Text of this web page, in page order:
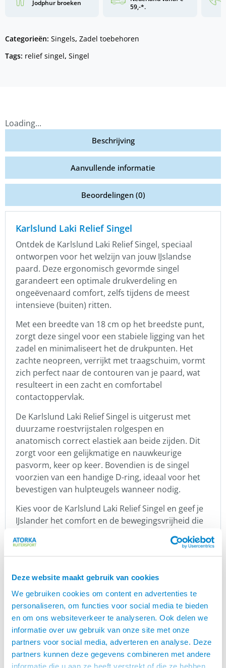
Deze website maakt gebruik van cookies
We gebruiken cookies om content en advertenties te
personaliseren, om functies voor social media te bieden
en om ons websiteverkeer te analyseren. Ook delen we
informatie over uw gebruik van onze site met onze
partners voor social media, adverteren en analyse. Deze
partners kunnen deze gegevens combineren met andere
informatie die u aan ze heeft verstrekt of die ze hebben
Jodphur broeken
59,-*.
Categorieën: Singels, Zadel toebehoren
Tags: relief singel, Singel
Loading...
Beschrijving
Aanvullende informatie
Beoordelingen (0)
Karlslund Laki Relief Singel
Ontdek de Karlslund Laki Relief Singel, speciaal
ontworpen voor het welzijn van jouw IJslandse
paard. Deze ergonomisch gevormde singel
garandeert een optimale drukverdeling en
ongeëvenaard comfort, zelfs tijdens de meest
intensieve (buiten) ritten.
Met een breedte van 18 cm op het breedste punt,
zorgt deze singel voor een stabiele ligging van het
zadel en minimaliseert het de drukpunten. Het
zachte neopreen, verrijkt met traagschuim, vormt
zich perfect naar de contouren van je paard, wat
resulteert in een zacht en comfortabel
contactoppervlak.
De Karlslund Laki Relief Singel is uitgerust met
duurzame roestvrijstalen rolgespen en
anatomisch correct elastiek aan beide zijden. Dit
zorgt voor een gelijkmatige en nauwkeurige
pasvorm, keer op keer. Bovendien is de singel
voorzien van een handige D-ring, ideaal voor het
bevestigen van hulpteugels wanneer nodig.
Kies voor de Karlslund Laki Relief Singel en geef je
IJslander het comfort en de bewegingsvrijheid die
Karlslund
toonaangevend Deens merk gespecialiseerd in
hoogwaardige producten voor IJslandse paarden.
Bij Atorka.nl vind je een prachtige selectie
rijkleding, waaronder comfortabele jodhpur
rijbroeken, stijlvolle schoenen, jassen, vesten,
handschoenen en trendy t-shirts.
Naast kleding biedt Karlslund ook een scala aan